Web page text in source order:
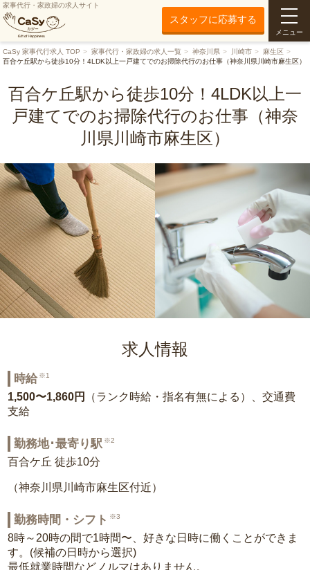
家事代行・家政婦の求人サイト
スタッフに応募する
メニュー
CaSy 家事代行求人 TOP 家事代行・家政婦の求人一覧 神奈川県 川崎市
麻生区
百合ケ丘駅から徒歩10分！4LDK以上一戸建てでのお掃除代行のお仕事（神奈川県川崎市麻生区）
百合ケ丘駅から徒歩10分！4LDK以上一
戸建てでのお掃除代行のお仕事（神奈
川県川崎市麻生区）
求人情報
時給 ※1
1,500〜1,860円
（ランク時給・指名有無による）、交通費
支給
勤務地･最寄り駅 ※2
百合ケ丘 徒歩10分
（神奈川県川崎市麻生区付近）
勤務時間・シフト ※3
8時～20時の間で1時間〜、好きな日時に働くことができま
す。(候補の日時から選択)
最低就業時間などノルマはありません。